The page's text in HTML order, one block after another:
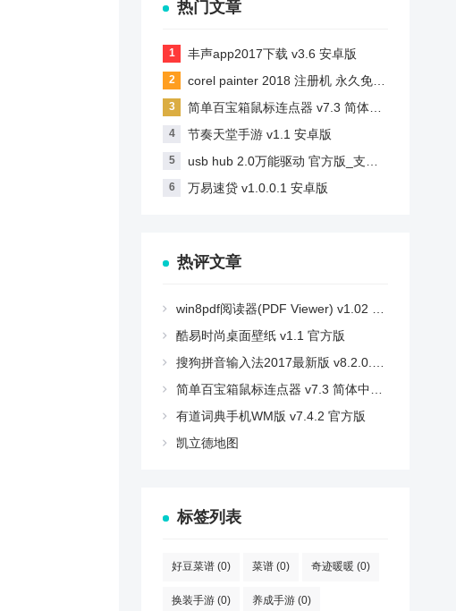
热门文章
丰声app2017下载 v3.6 安卓版
corel painter 2018 注册机 永久免费版
简单百宝箱鼠标连点器 v7.3 简体中文绿色免费版
节奏天堂手游 v1.1 安卓版
usb hub 2.0万能驱动 官方版_支持win7
万易速贷 v1.0.0.1 安卓版
热评文章
win8pdf阅读器(PDF Viewer) v1.02 官方版
酷易时尚桌面壁纸 v1.1 官方版
搜狗拼音输入法2017最新版 v8.2.0.8853 官方版
简单百宝箱鼠标连点器 v7.3 简体中文绿色免费版
有道词典手机WM版 v7.4.2 官方版
凯立德地图
标签列表
好豆菜谱 (0) 菜谱 (0) 奇迹暖暖 (0)
换装手游 (0) 养成手游 (0)